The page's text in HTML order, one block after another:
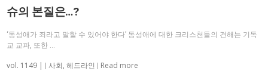
슈의 본질은…?
‘동성애가 죄라고 말할 수 있어야 한다’ 동성애에 대한 크리스천들의 견해는 기독
교 교파, 또한 …
vol. 1149 | 사회 ,헤드라인 Read more